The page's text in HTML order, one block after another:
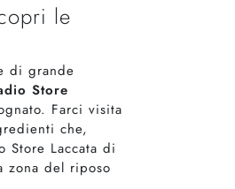
le
di grande
Store
Farci visita
che,
Store Laccata di
zona del riposo